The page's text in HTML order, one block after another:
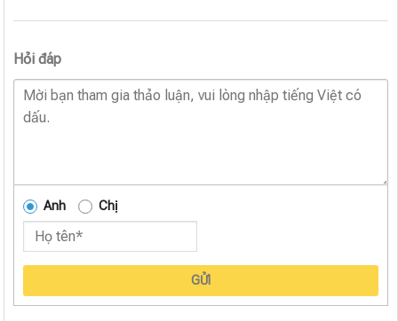
Hỏi đáp
Anh Chị
GỬI